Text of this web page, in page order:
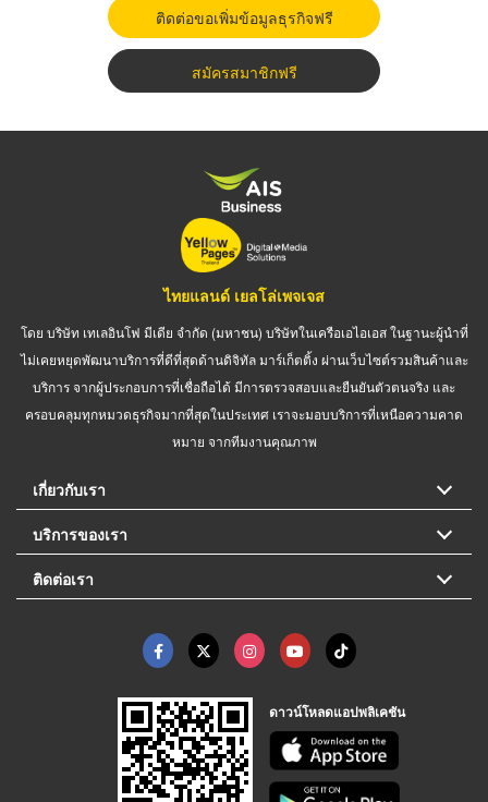
ติดต่อขอเพิ่มข้อมูลธุรกิจฟรี
สมัครสมาชิกฟรี
ไทยแลนด์ เยลโล่เพจเจส
โดย บริษัท เทเลอินโฟ มีเดีย จำกัด (มหาชน) บริษัทในเครือเอไอเอส ในฐานะผู้นำที่
ไม่เคยหยุดพัฒนาบริการที่ดีที่สุดด้านดิจิทัล มาร์เก็ตติ้ง ผ่านเว็บไซต์รวมสินค้าและ
บริการ จากผู้ประกอบการที่เชื่อถือได้ มีการตรวจสอบและยืนยันตัวตนจริง และ
ครอบคลุมทุกหมวดธุรกิจมากที่สุดในประเทศ เราจะมอบบริการที่เหนือความคาด
หมาย จากทีมงานคุณภาพ
เกี่ยวกับเรา
บริการของเรา
ติดต่อเรา
ดาวน์โหลดแอปพลิเคชัน